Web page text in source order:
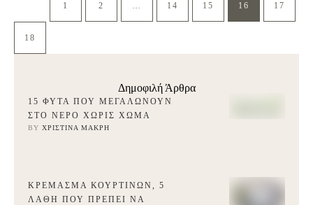
1 2 … 14 15 16 17
18
Δημοφιλή Άρθρα
15 ΦΥΤΆ ΠΟΥ ΜΕΓΑΛΏΝΟΥΝ
ΣΤΟ ΝΕΡΌ ΧΩΡΊΣ ΧΏΜΑ
BY ΧΡΙΣΤΊΝΑ ΜΑΚΡΉ
ΚΡΈΜΑΣΜΑ ΚΟΥΡΤΙΝΏΝ, 5
ΛΆΘΗ ΠΟΥ ΠΡΈΠΕΙ ΝΑ